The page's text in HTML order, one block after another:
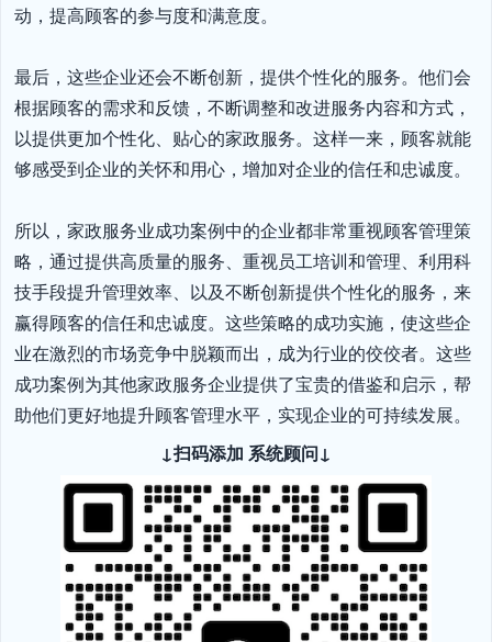
动，提高顾客的参与度和满意度。
最后，这些企业还会不断创新，提供个性化的服务。他们会
根据顾客的需求和反馈，不断调整和改进服务内容和方式，
以提供更加个性化、贴心的家政服务。这样一来，顾客就能
够感受到企业的关怀和用心，增加对企业的信任和忠诚度。
所以，家政服务业成功案例中的企业都非常重视顾客管理策
略，通过提供高质量的服务、重视员工培训和管理、利用科
技手段提升管理效率、以及不断创新提供个性化的服务，来
赢得顾客的信任和忠诚度。这些策略的成功实施，使这些企
业在激烈的市场竞争中脱颖而出，成为行业的佼佼者。这些
成功案例为其他家政服务企业提供了宝贵的借鉴和启示，帮
助他们更好地提升顾客管理水平，实现企业的可持续发展。
↓扫码添加 系统顾问↓